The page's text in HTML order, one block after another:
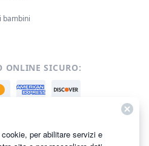
bambini
ONLINE SICURO:
per abilitare servizi e